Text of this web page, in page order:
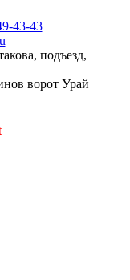
43-43
подъезд,
ворот Урай